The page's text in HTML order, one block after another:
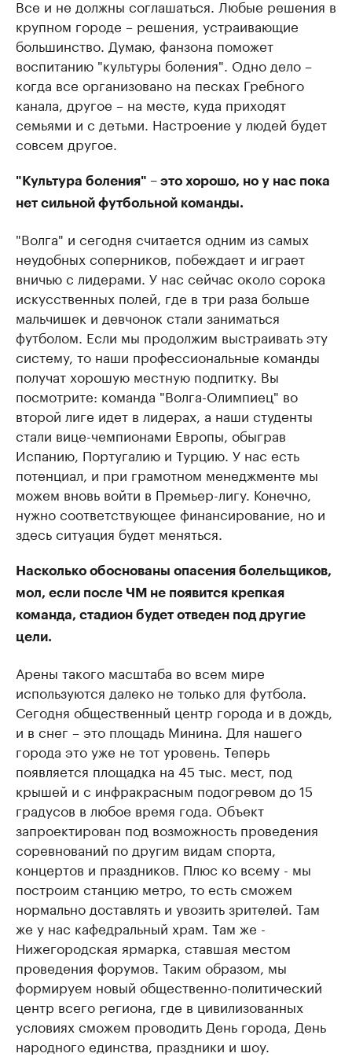
Все и не должны соглашаться. Любые решения в
крупном городе – решения, устраивающие
большинство. Думаю, фанзона поможет
воспитанию "культуры боления". Одно дело –
когда все организовано на песках Гребного
канала, другое – на месте, куда приходят
семьями и с детьми. Настроение у людей будет
совсем другое.
"Культура боления" – это хорошо, но у нас пока
нет сильной футбольной команды.
"Волга" и сегодня считается одним из самых
неудобных соперников, побеждает и играет
вничью с лидерами. У нас сейчас около сорока
искусственных полей, где в три раза больше
мальчишек и девчонок стали заниматься
футболом. Если мы продолжим выстраивать эту
систему, то наши профессиональные команды
получат хорошую местную подпитку. Вы
посмотрите: команда "Волга-Олимпиец" во
второй лиге идет в лидерах, а наши студенты
стали вице-чемпионами Европы, обыграв
Испанию, Португалию и Турцию. У нас есть
потенциал, и при грамотном менеджменте мы
можем вновь войти в Премьер-лигу. Конечно,
нужно соответствующее финансирование, но и
здесь ситуация будет меняться.
Насколько обоснованы опасения болельщиков,
мол, если после ЧМ не появится крепкая
команда, стадион будет отведен под другие
цели.
Арены такого масштаба во всем мире
используются далеко не только для футбола.
Сегодня общественный центр города и в дождь,
и в снег – это площадь Минина. Для нашего
города это уже не тот уровень. Теперь
появляется площадка на 45 тыс. мест, под
крышей и с инфракрасным подогревом до 15
градусов в любое время года. Объект
запроектирован под возможность проведения
соревнований по другим видам спорта,
концертов и праздников. Плюс ко всему - мы
построим станцию метро, то есть сможем
нормально доставлять и увозить зрителей. Там
же у нас кафедральный храм. Там же -
Нижегородская ярмарка, ставшая местом
проведения форумов. Таким образом, мы
формируем новый общественно-политический
центр всего региона, где в цивилизованных
условиях сможем проводить День города, День
народного единства, праздники и шоу.